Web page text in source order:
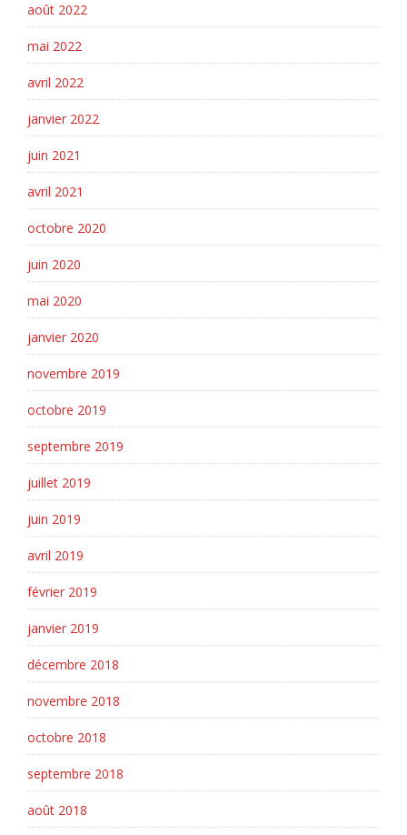
août 2022
mai 2022
avril 2022
janvier 2022
juin 2021
avril 2021
octobre 2020
juin 2020
mai 2020
janvier 2020
novembre 2019
octobre 2019
septembre 2019
juillet 2019
juin 2019
avril 2019
février 2019
janvier 2019
décembre 2018
novembre 2018
octobre 2018
septembre 2018
août 2018